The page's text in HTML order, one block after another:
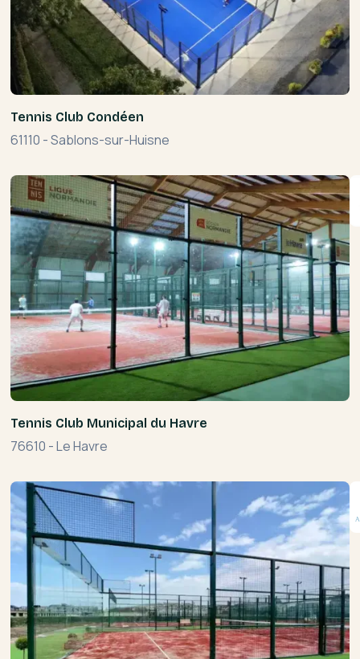
Tennis Club Condéen
61110 -Sablons-sur-Huisne
Tennis Club Municipal du Havre
76610 -Le Havre